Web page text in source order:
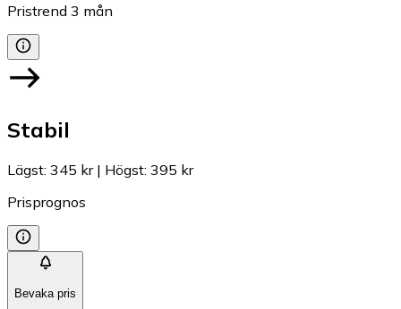
Pristrend 3 mån
Stabil
Lägst: 345 kr| Högst: 395 kr
Prisprognos
Bevaka pris